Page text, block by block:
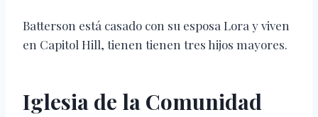
Batterson está casado con su esposa Lora y viven
en Capitol Hill, tienen tienen tres hijos mayores.
Iglesia de la Comunidad